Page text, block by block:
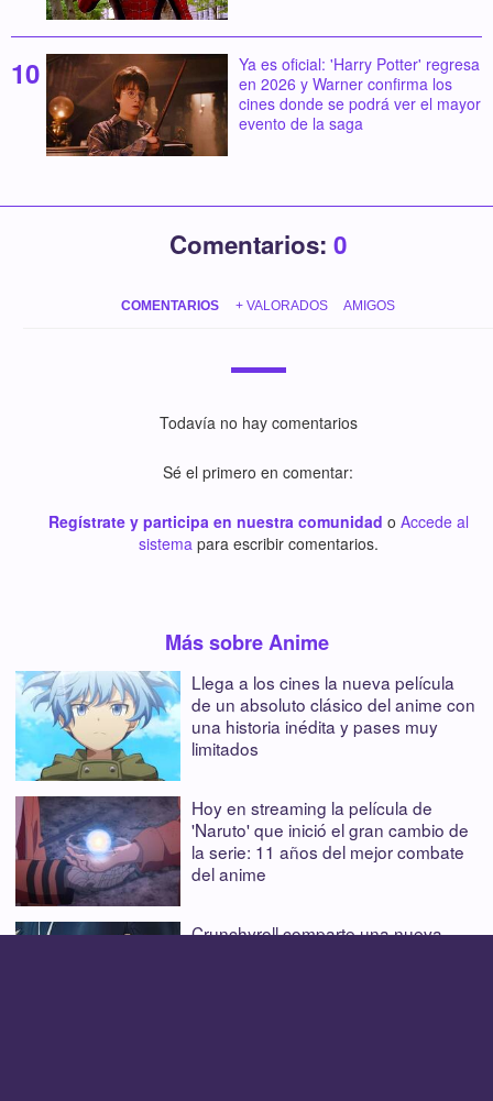
Ya es oficial: 'Harry Potter' regresa
en 2026 y Warner confirma los
cines donde se podrá ver el mayor
evento de la saga
Comentarios: 0
COMENTARIOS + VALORADOS AMIGOS
Todavía no hay comentarios
Sé el primero en comentar:
Regístrate y participa en nuestra comunidad o Accede al
sistemapara escribir comentarios.
Más sobre Anime
Llega a los cines la nueva película
de un absoluto clásico del anime con
una historia inédita y pases muy
limitados
Hoy en streaming la película de
'Naruto' que inició el gran cambio de
la serie: 11 años del mejor combate
del anime
Crunchyroll comparte una nueva